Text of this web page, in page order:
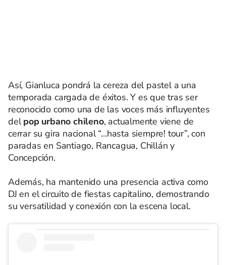
Así, Gianluca pondrá la cereza del pastel a una
temporada cargada de éxitos. Y es que tras ser
reconocido como una de las voces más influyentes
delpop urbano chileno, actualmente viene de
cerrar su gira nacional “…hasta siempre! tour”, con
paradas en Santiago, Rancagua, Chillán y
Concepción.
Además, ha mantenido una presencia activa como
DJ en el circuito de fiestas capitalino, demostrando
su versatilidad y conexión con la escena local.